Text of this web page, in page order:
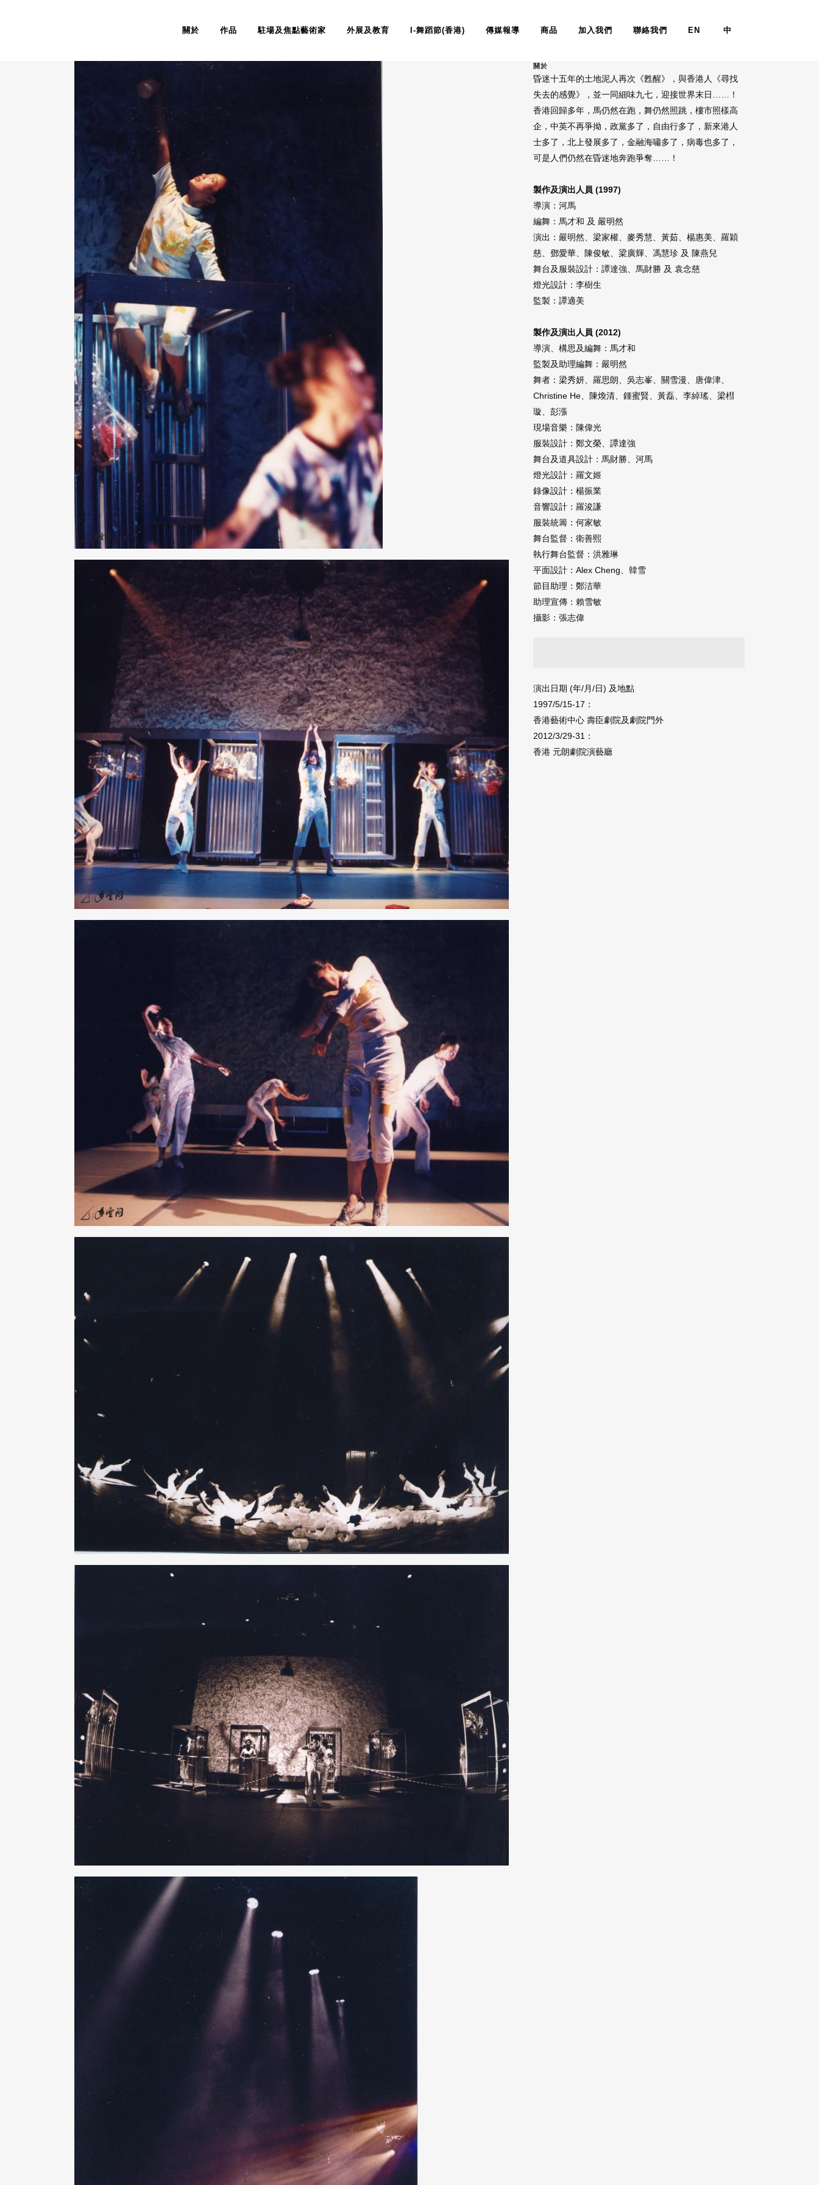
關於 作品 駐場及焦點藝術家 外展及教育 I-舞蹈節(香港) 傳媒報導 商品 加入我們 聯絡我們 EN 中
關於
昏迷十五年的土地泥人再次《甦醒》，與香港人《尋找
失去的感覺》，並一同細味九七，迎接世界末日……！
香港回歸多年，馬仍然在跑，舞仍然照跳，樓市照樣高
企，中英不再爭拗，政黨多了，自由行多了，新來港人
士多了，北上發展多了，金融海嘯多了，病毒也多了，
可是人們仍然在昏迷地奔跑爭奪……！
製作及演出人員 (1997)
導演：河馬
編舞：馬才和 及 嚴明然
演出：嚴明然、梁家權、麥秀慧、黃茹、楊惠美、羅穎
慈、鄧愛華、陳俊敏、梁廣輝、馮慧珍 及 陳燕兒
舞台及服裝設計：譚達強、馬財勝 及 袁念慈
燈光設計：李樹生
監製：譚適美
製作及演出人員 (2012)
導演、構思及編舞：馬才和
監製及助理編舞： 嚴明然
舞者：梁秀妍、羅思朗、吳志峯、關雪漫、唐偉津、
Christine He、陳煥清、鍾蜜賢、黃磊、李綽瑤、梁槥
璇、彭漲
現場音樂：陳偉光
服裝設計：鄭文榮、譚達強
舞台及道具設計：馬財勝、河馬
燈光設計：羅文姬
錄像設計：楊振業
音響設計：羅浚謙
服裝統籌：何家敏
舞台監督：衛善熙
執行舞台監督：洪雅琳
平面設計：Alex Cheng、韓雪
節目助理：鄭洁華
助理宣傳：賴雪敏
攝影：張志偉
演出日期 ‭(‬年‭/‬月‭/‬日‭) ‬及地點
1997/5/15-17：
香港藝術中心 壽臣劇院及劇院門外
2012/3/29-31：
香港 元朗劇院演藝廳